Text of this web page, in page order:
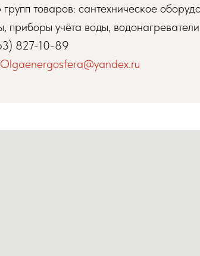
товаров: сантехническое
приборы учёта воды, водонагреватели
827-10-89
Olgaenergosfera@yandex.ru